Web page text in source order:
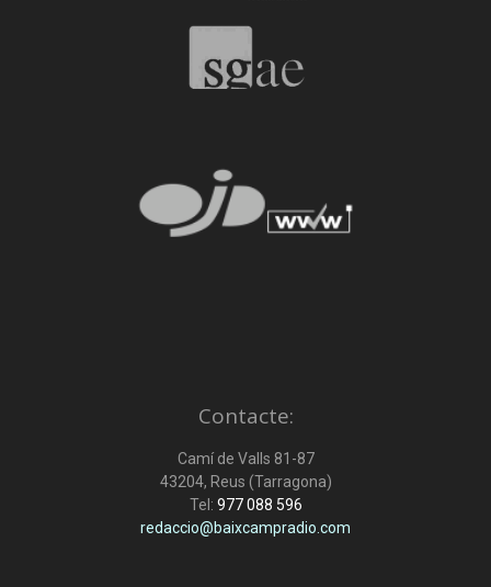
Contacte:
Camí de Valls 81-87
43204, Reus (Tarragona)
Tel: 977 088 596
redaccio@baixcampradio.com